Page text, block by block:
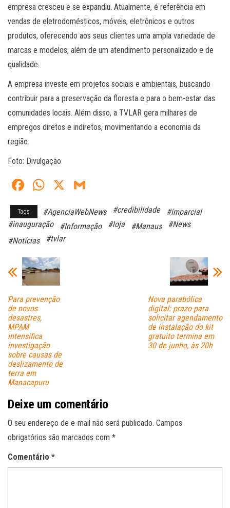
empresa cresceu e se expandiu. Atualmente, é referência em
vendas de eletrodomésticos, móveis, eletrônicos e outros
produtos, oferecendo aos seus clientes uma ampla variedade de
marcas e modelos, além de um atendimento personalizado e de
qualidade.
A empresa investe em projetos sociais e ambientais, buscando
contribuir para a preservação da floresta e para o bem-estar das
comunidades locais. Além disso, a TVLAR gera milhares de
empregos diretos e indiretos, movimentando a economia da
região.
Foto: Divulgação
Fa
ce
bo
ok
W
ts
A
X
ail
Tags #AgenciaWebNews #credibilidade
#imparcial
#inauguração
#Informação #loja #Manaus
#News
#Notícias
#tvlar
Para prevenção
de novos
desastres,
MPAM
intensifica
investigação
sobre causas de
deslizamento de
terra em
Manacapuru
Nova parabólica
digital: prazo para
solicitar agendamento
de instalação do kit
gratuito termina em
30 de junho, às 20h
Deixe um comentário
O seu endereço de e-mail não será publicado. Campos
obrigatórios são marcados com *
Comentário *